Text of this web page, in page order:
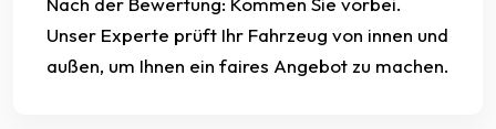
Unser Experte prüft Ihr Fahrzeug von innen und
außen, um Ihnen ein faires Angebot zu machen.